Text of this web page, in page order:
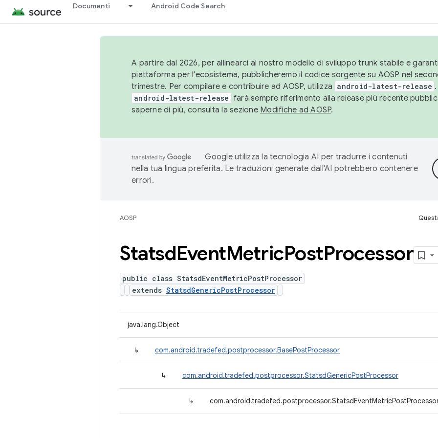
Documenti Android Code Search
A partire dal 2026, per allinearci al nostro modello di sviluppo trunk stabile e
piattaforma per l'ecosistema, pubblicheremo il codice sorgente su AOSP nel
trimestre. Per compilare e contribuire ad AOSP, utilizza android-latest-release
android-latest-release farà sempre riferimento alla release più recente
saperne di più, consulta la sezione Modifiche ad AOSP.
Google utilizza la tecnologia AI per tradurre i contenuti
nella tua lingua preferita. Le traduzioni generate dall'AI potrebbero contenere
errori.
AOSP
StatsdEventMetricPostProcessor
public class StatsdEventMetricPostProcessor
extends StatsdGenericPostProcessor
java.lang.Object
↳ com.android.tradefed.postprocessor.BasePostProcessor
↳ com.android.tradefed.postprocessor.StatsdGenericPostProcessor
↳